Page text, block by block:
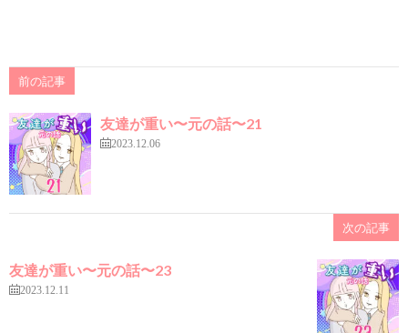
前の記事
友達が重い〜元の話〜21
2023.12.06
次の記事
友達が重い〜元の話〜23
2023.12.11